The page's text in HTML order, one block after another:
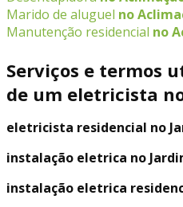
Marido de aluguel no
Manutenção residencial no
Serviços e termos
de um eletricista
eletricista residencial no
instalação eletrica no
instalação eletrica